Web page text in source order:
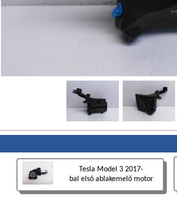
Tesla Model 3 2017-
bal első ablakemelő motor